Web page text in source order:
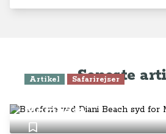
Seneste
Artikel Safarirejser
Mombasa